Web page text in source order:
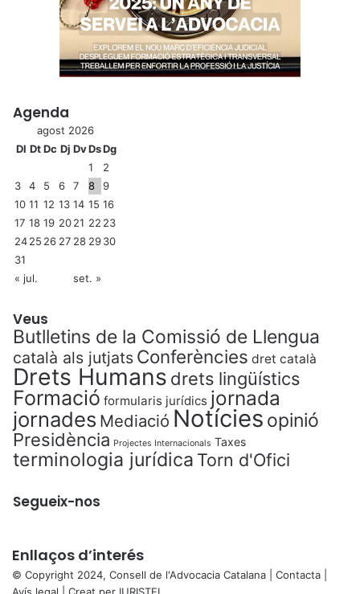
Agenda
agost 2026
Dl DtDc Dj DvDsDg
1
2
3
4 5 6 7 8
9
10 11 12 13 14 15 16
17 18 19 2021 22 23
2425 26 27 28 2930
31
« jul.
set. »
Veus
Butlletins de la Comissió de Llengua
català als jutjats Conferències dret català
Drets Humans drets lingüístics
Formació formularis jurídics jornada
jornades Mediació Notícies opinió
Presidència Projectes Internacionals Taxes
terminologia jurídica Torn d'Ofici
Segueix-nos
Enllaços d’interés
© Copyright 2024, Consell de l'Advocacia Catalana | Contacta
Avís legal | Creat per IURISTEL